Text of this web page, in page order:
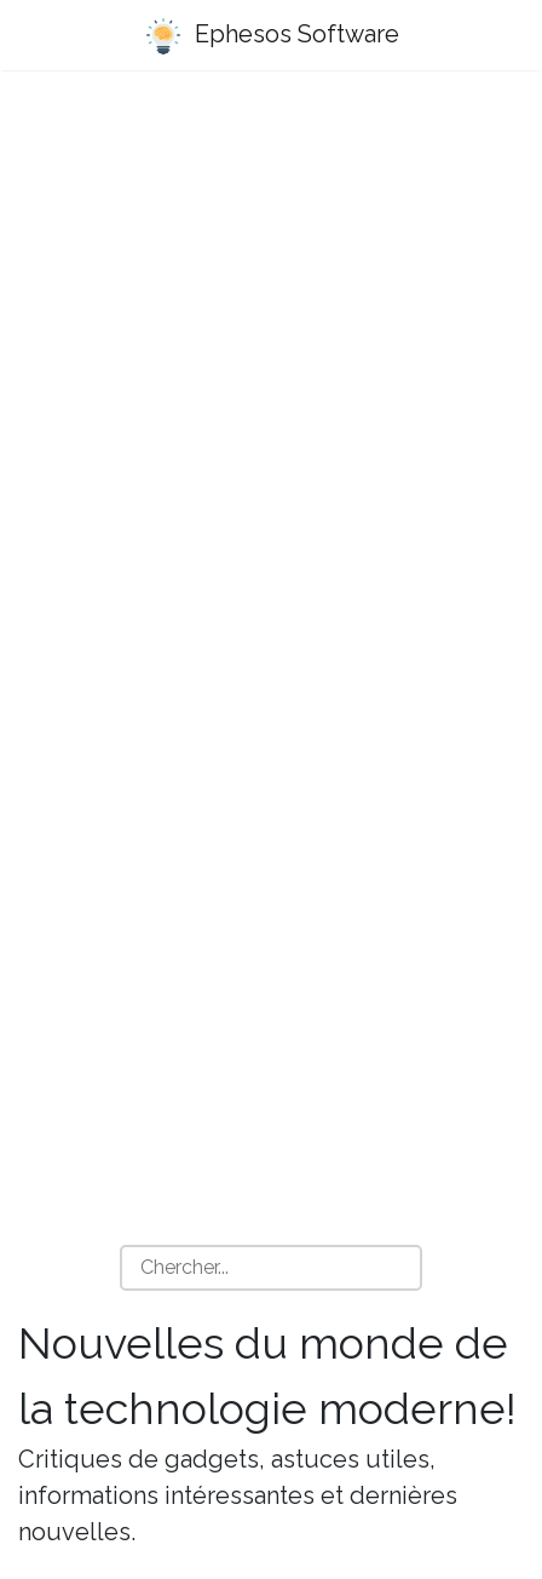
Ephesos Software
Nouvelles du monde de
la technologie moderne!
Critiques de gadgets, astuces utiles,
informations intéressantes et dernières
nouvelles.